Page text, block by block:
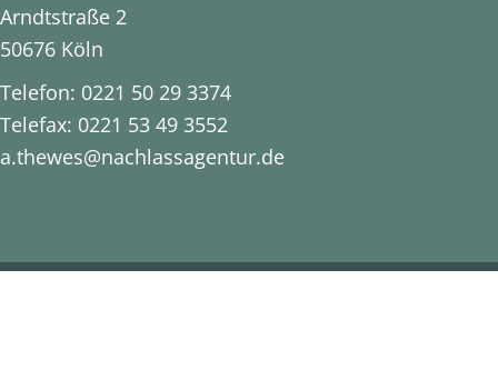
Arndtstraße 2
50676 Köln
Telefon: 0221 50 29 3374
Telefax: 0221 53 49 3552
a.thewes@nachlassagentur.de